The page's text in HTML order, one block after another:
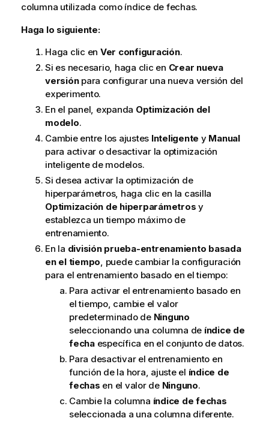
columna utilizada como índice de fechas.
Haga lo siguiente:
Haga clic en Ver configuración.
Si es necesario, haga clic en Crear nueva
versiónpara configurar una nueva versión del
experimento.
En el panel, expanda Optimización del
modelo.
Cambie entre los ajustes Inteligente y Manual
para activar o desactivar la optimización
inteligente de modelos.
Si desea activar la optimización de
hiperparámetros, haga clic en la casilla
Optimización de hiperparámetros y
establezca un tiempo máximo de
entrenamiento.
En la división prueba-entrenamiento basada
en el tiempo , puede cambiar la configuración
para el entrenamiento basado en el tiempo:
Para activar el entrenamiento basado en
el tiempo, cambie el valor
predeterminado de Ninguno
seleccionando una columna de índice de
fechaespecífica en el conjunto de datos.
Para desactivar el entrenamiento en
función de la hora, ajuste el índice de
fechas en el valor de Ninguno.
Cambie la columna índice de fechas
seleccionada a una columna diferente.